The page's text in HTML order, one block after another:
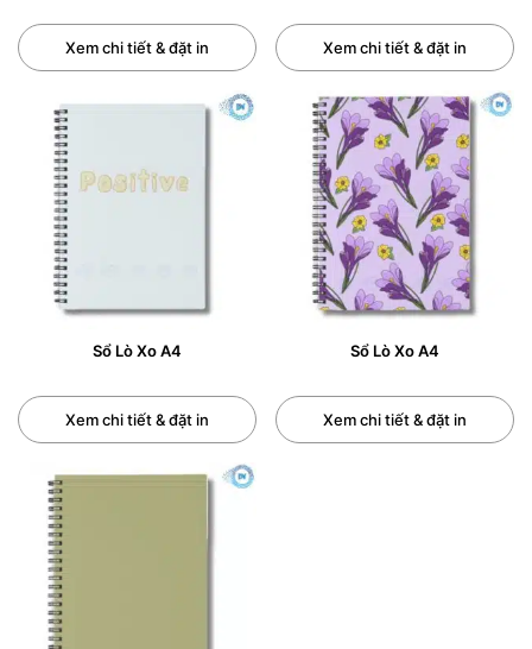
cm.
Kích thước 170 x 240 mm = 21 x 24 cm.
Sổ lò xo A6 :
Kích thước 105 x 148 mm = 10,5 x 14,8
Sổ lò xo A7 :
Kích thước 74 x 105 mm = 7,4 x 10,5 cm.
CÁCH ĐẶT IN SỔ TAY LÒ XO THEO
YÊU CẦU
thành.
– Bước 2 : Khách hàng đặt cọc 50% giá trị đơn hàng.
– Bước 3 : In Đăng Nguyên tiến hành lên mẫu đemo.
Sau đó gửi khách hàng duyệt (thời gian làm mẫu từ 1-2
ngày làm việc).
– Bước 4 : Khách duyệt mẫu. Chốt mẫu.
– Bước 5 : Tiến hành sản xuất, gia công, đóng gói.
Xem chi tiết & đặt in Xem chi tiết & đặt in
Sổ Lò Xo A4
Xem chi tiết & đặt in
Sổ Lò Xo A4
Xem chi tiết & đặt in